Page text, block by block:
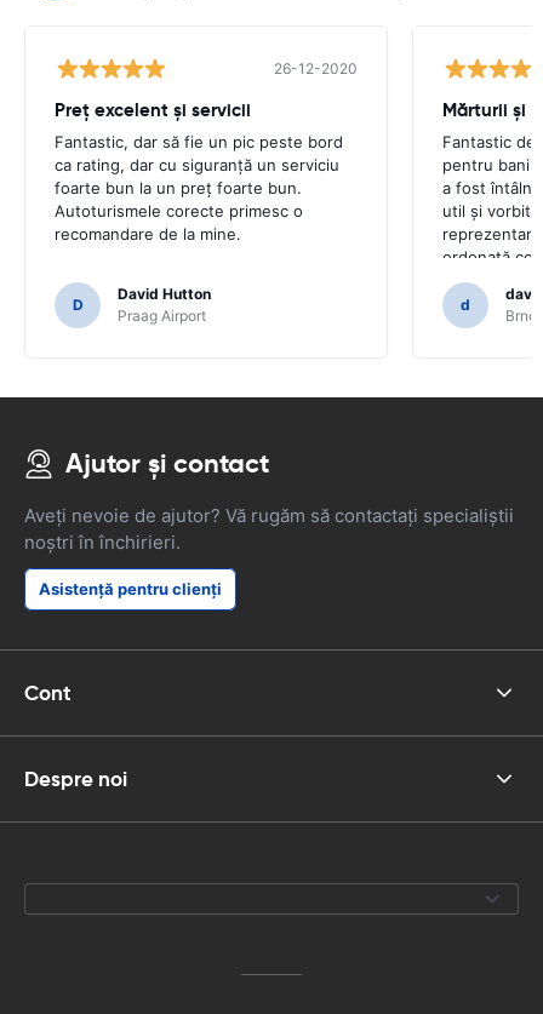
26-12-2020
Preț excelent și servicii
Fantastic, dar să fie un pic peste bord
ca rating, dar cu siguranță un serviciu
foarte bun la un preț foarte bun.
Autoturismele corecte primesc o
recomandare de la mine.
D
David Hutton
Praag Airport
Mărturii și
Fantastic de
pentru bani.
a fost
util și
ordonată
plece.
nedureroasă
mod
călător
d
Brno
Ajutor și contact
Aveți nevoie de ajutor? Vă rugăm să contactați specialiștii
noștri în închirieri.
Asistență pentru clienți
Cont
Despre noi